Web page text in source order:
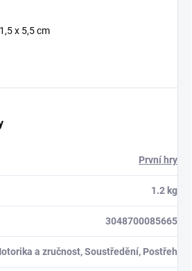
x 5,5 cm
První hry
1.2 kg
3048700085665
a zručnost, Soustředění, Postřeh